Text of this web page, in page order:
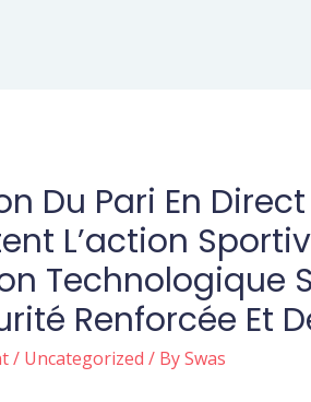
Du Pari En
L’action
Technologique
Renforcée Et
/ Uncategorized / BySwas